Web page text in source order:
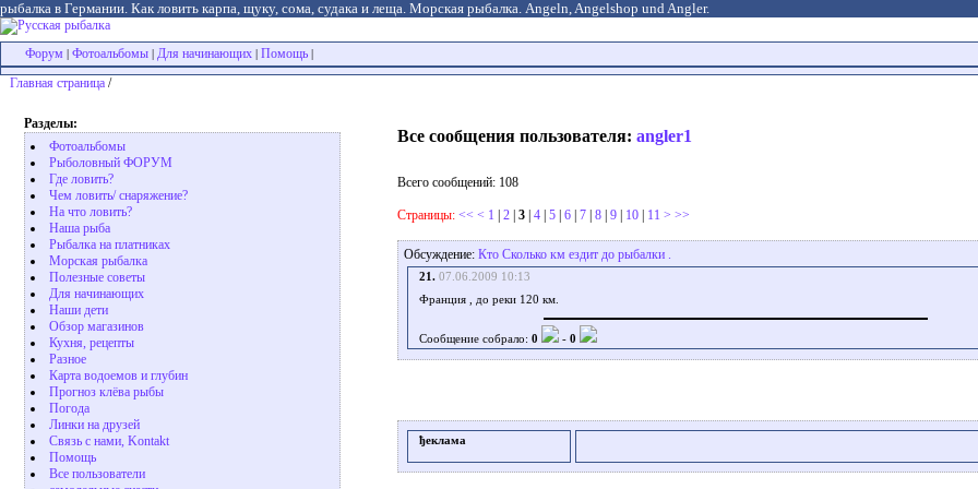
рыбалка в Германии. Как ловить карпа, щуку, сома, судака и леща. Морская рыбалка. Angeln, Angelshop und Angler.
Форум
Фотоальбомы Для начинающих Помощь
Главная страница /
Разделы:
Фотоальбомы
Рыболовный ФОРУМ
Где ловить?
Чем ловить/ снаряжение?
На что ловить?
Наша рыба
Рыбалка на платниках
Морская рыбалка
Полезные советы
Для начинающих
Наши дети
Обзор магазинов
Кухня, рецепты
Разное
Карта водоемов и глубин
Прогноз клёва рыбы
Погода
Линки на друзей
Связь с нами, Kontakt
Помощь
Все пользователи
Все сообщения пользователя: angler1
Всего сообщений: 108
Страницы: << < 1 | 2 | 3 | 4 | 5 | 6 | 7 | 8 | 9 | 10 | 11 > >>
Обсуждение: Кто Сколько км ездит до рыбалки .
21. 07.06.2009 10:13
Франция , до реки 120 км.
Сообщение собрало: 0 - 0
ђеклама